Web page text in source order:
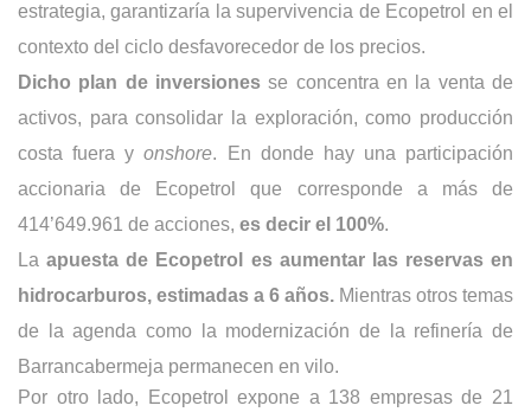
estrategia, garantizaría la supervivencia de Ecopetrol en el
contexto del ciclo desfavorecedor de los precios.
Dicho plan de inversiones se concentra en la venta de
activos, para consolidar la exploración, como producción
costa fuera y onshore. En donde hay una participación
414’649.961 de acciones, es decir el 100%.
La apuesta de Ecopetrol es aumentar las reservas en
hidrocarburos, estimadas a 6 años. Mientras otros temas
de la agenda como la modernización de la refinería de
Barrancabermeja permanecen en vilo.
Por otro lado, Ecopetrol expone a 138 empresas de 21